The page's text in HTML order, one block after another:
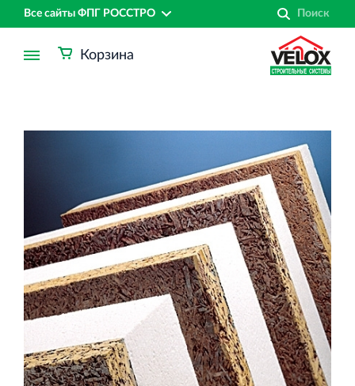
Все сайты ФПГ РОССТРО
Финансово‐промышленная группа РОССТРО
Аренда недвижимости в Санкт‐Петербурге
и Ленинградской области
Корзина